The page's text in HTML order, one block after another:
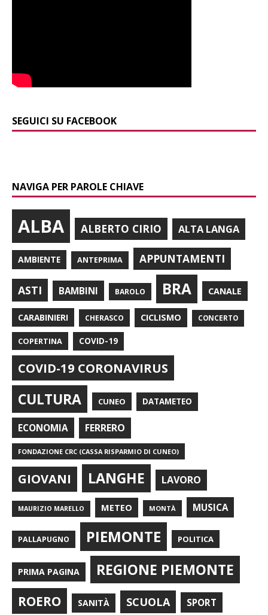
SEGUICI SU FACEBOOK
NAVIGA PER PAROLE CHIAVE
ALBA ALBERTO CIRIO ALTA LANGA
AMBIENTE ANTEPRIMA APPUNTAMENTI
ASTI BAMBINI BAROLO BRA CANALE
CARABINIERI CHERASCO CICLISMO CONCERTO
COPERTINA COVID-19
COVID-19 CORONAVIRUS
CULTURA CUNEO DATAMETEO
ECONOMIA FERRERO
FONDAZIONE CRC (CASSA RISPARMIO DI CUNEO)
GIOVANI LANGHE LAVORO
MAURIZIO MARELLO METEO MONTÀ MUSICA
PALLAPUGNO PIEMONTE POLITICA
PRIMA PAGINA REGIONE PIEMONTE
ROERO SANITÀ SCUOLA SPORT